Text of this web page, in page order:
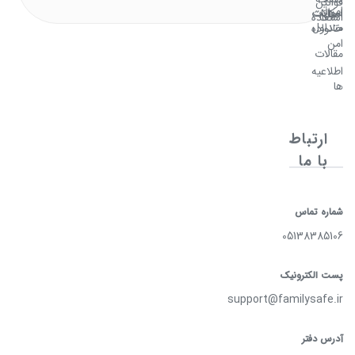
اصلی
امکانات
خانواده
امن
مقالات
اطلاعیه
ها
امن
استفاده
سوالات
متداول
ارتباط
با ما
شماره تماس
05138385106
پست الکترونیک
support@familysafe.ir
آدرس دفتر